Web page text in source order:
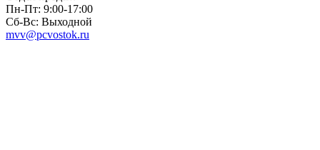
Пн-Пт: 9:00-17:00
Сб-Вс: Выходной
mvv@pcvostok.ru